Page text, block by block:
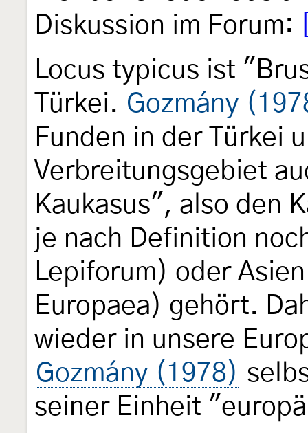
Diskussion im Forum:
Locus typicus ist
Türkei. Gozmány
Funden in der Türkei
Verbreitungsgebiet
Kaukasus", also den
je nach Definition
Lepiforum) oder
Europaea) gehört.
wieder in unsere
Gozmány (1978)
seiner Einheit